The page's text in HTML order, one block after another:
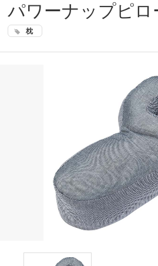
パワーナップピロ
枕